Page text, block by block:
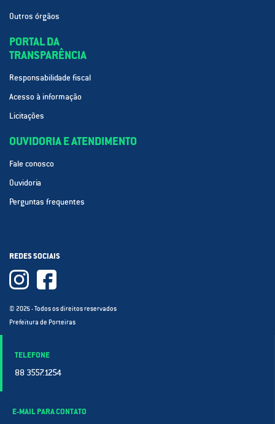
Outros órgãos
PORTAL DA
TRANSPARÊNCIA
Responsabilidade fiscal
Acesso à informação
Licitações
OUVIDORIA E ATENDIMENTO
Fale conosco
Ouvidoria
Perguntas frequentes
REDES SOCIAIS
© 2025 - Todos os direitos reservados
Prefeitura de Porteiras
TELEFONE
88 3557.1254
E-MAIL PARA CONTATO